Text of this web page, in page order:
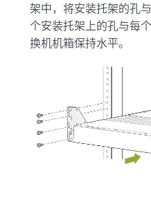
架中，将安装托架的孔
个安装托架上的孔与每
换机机箱保持水平。